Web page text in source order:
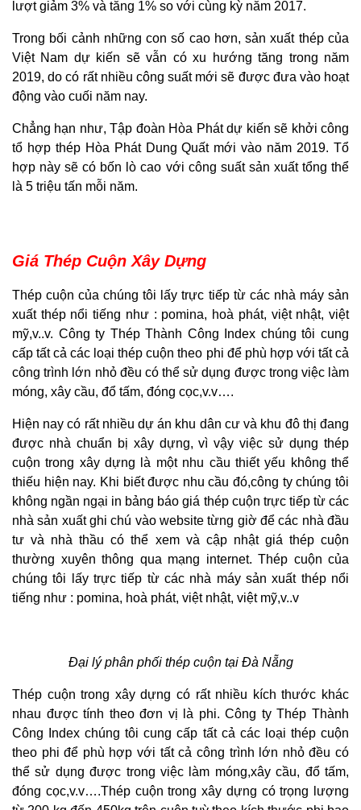
lượt giảm 3% và tăng 1% so với cùng kỳ năm 2017.
Trong bối cảnh những con số cao hơn, sản xuất thép của
Việt Nam dự kiến ​​sẽ vẫn có xu hướng tăng trong năm
2019, do có rất nhiều công suất mới sẽ được đưa vào hoạt
động vào cuối năm nay.
Chẳng hạn như, Tập đoàn Hòa Phát dự kiến sẽ khởi công
tổ hợp thép Hòa Phát Dung Quất mới vào năm 2019. Tổ
hợp này sẽ có bốn lò cao với công suất sản xuất tổng thể
là 5 triệu tấn mỗi năm.
Giá Thép Cuộn Xây Dựng
Thép cuộn của chúng tôi lấy trực tiếp từ các nhà máy sản
xuất thép nổi tiếng như : pomina, hoà phát, việt nhật, việt
mỹ,v..v. Công ty Thép Thành Công Index chúng tôi cung
cấp tất cả các loại thép cuộn theo phi để phù hợp với tất cả
công trình lớn nhỏ đều có thể sử dụng được trong việc làm
móng, xây cầu, đổ tấm, đóng cọc,v.v….
Hiện nay có rất nhiều dự án khu dân cư và khu đô thị đang
được nhà chuẩn bị xây dựng, vì vậy việc sử dụng thép
cuộn trong xây dựng là một nhu cầu thiết yếu không thể
thiếu hiện nay. Khi biết được nhu cầu đó,công ty chúng tôi
không ngần ngại in bảng báo giá thép cuộn trực tiếp từ các
nhà sản xuất ghi chú vào website từng giờ để các nhà đầu
tư và nhà thầu có thể xem và cập nhật giá thép cuộn
thường xuyên thông qua mạng internet. Thép cuộn của
chúng tôi lấy trực tiếp từ các nhà máy sản xuất thép nổi
tiếng như : pomina, hoà phát, việt nhật, việt mỹ,v..v
Đại lý phân phối thép cuộn tại Đà Nẵng
Thép cuộn trong xây dựng có rất nhiều kích thước khác
nhau được tính theo đơn vị là phi. Công ty Thép Thành
Công Index chúng tôi cung cấp tất cả các loại thép cuộn
theo phi để phù hợp với tất cả công trình lớn nhỏ đều có
thể sử dụng được trong việc làm móng,xây cầu, đổ tấm,
đóng cọc,v.v….Thép cuộn trong xây dựng có trọng lượng